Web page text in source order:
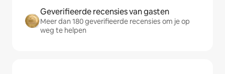
Geverifieerde recensies van gasten
Meer dan 180 geverifieerde recensies om je op
weg te helpen